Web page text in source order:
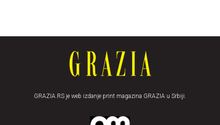
GRAZIA.RS je web izdanje print magazina GRAZIA u Srbiji.